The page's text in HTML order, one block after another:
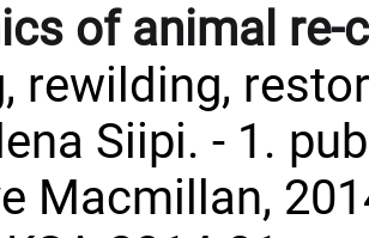
of animal
rewilding,
Siipi. - 1.
Macmillan,